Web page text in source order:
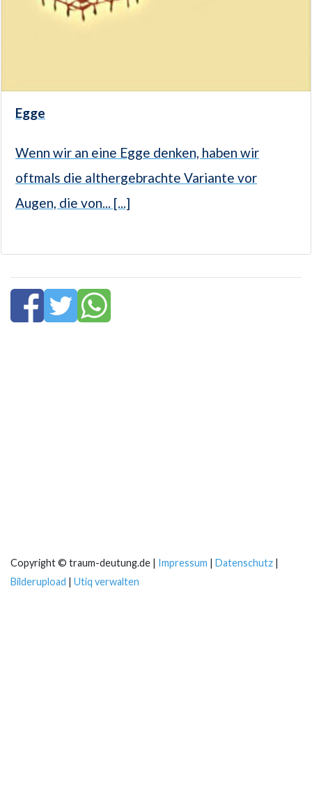
Egge
Wenn wir an eine Egge denken, haben wir
oftmals die althergebrachte Variante vor
Augen, die von... [...]
Copyright © traum-deutung.de | Impressum | Datenschutz |
Bilderupload | Utiq verwalten